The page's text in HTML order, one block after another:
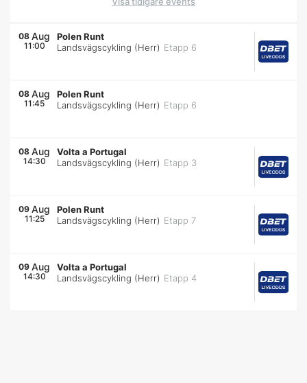
08 Aug
11:00
Polen Runt
Landsvägscykling (Herr) Etapp 6
08 Aug
11:45
Polen Runt
Landsvägscykling (Herr) Etapp 6
08 Aug
14:30
Volta a Portugal
Landsvägscykling (Herr) Etapp 3
09 Aug
11:25
Polen Runt
Landsvägscykling (Herr) Etapp 7
09 Aug
14:30
Volta a Portugal
Landsvägscykling (Herr) Etapp 4